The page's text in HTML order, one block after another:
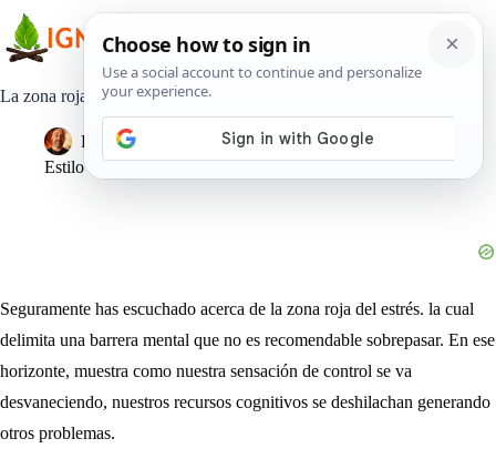
contenido
La zona roja del estrés: cuando llegamos al límite
Pedro Lisperguer
27 mayo, 2020
Estilo de Vida
Seguramente has escuchado acerca de la zona roja del estrés. la cual
delimita una barrera mental que no es recomendable sobrepasar. En ese
horizonte, muestra como nuestra sensación de control se va
desvaneciendo, nuestros recursos cognitivos se deshilachan generando
otros problemas.